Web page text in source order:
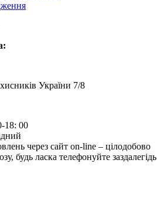
України 7/8
00
через сайт on-line – цілодобово
будь ласка телефонуйте заздалегідь